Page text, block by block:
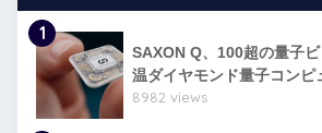
1
SAXON Q、100超の量子
温ダイヤモンド量子コンピ
8982 views